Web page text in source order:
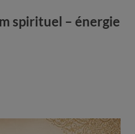
spirituel – énergie